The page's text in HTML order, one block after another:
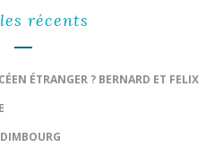
récents
ÉTRANGER ? BERNARD ET FELIX